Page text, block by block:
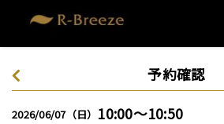
予約確認
2026/06/07（日） 10:00～10:50